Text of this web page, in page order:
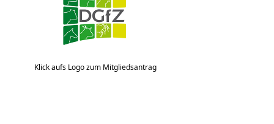
Klick aufs Logo zum Mitgliedsantrag